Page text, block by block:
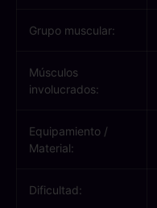
Grupo muscular:
Músculos
involucrados:
Equipamiento /
Material:
Dificultad: